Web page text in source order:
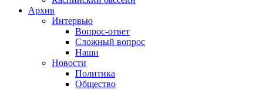
Архив
Интервью
Вопрос-ответ
Сложный вопрос
Наши
Новости
Политика
Общество